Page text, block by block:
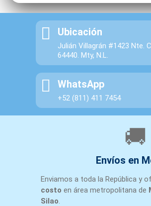
Ubicación
Julián Villagrán #1423 Nte.
64440. Mty, N.L.
WhatsApp
+52 (811) 411 7454
🚚
Envíos en
Enviamos a toda la República y
costo en área metropolitana de
Silao.